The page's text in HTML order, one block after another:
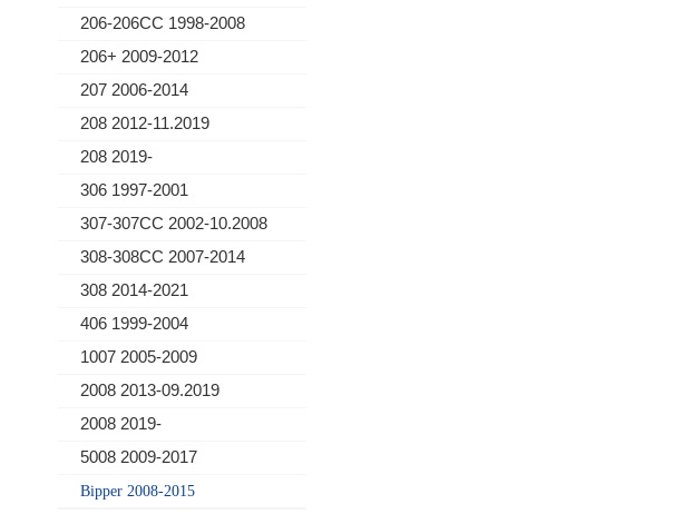
206-206CC 1998-2008
206+ 2009-2012
207 2006-2014
208 2012-11.2019
208 2019-
306 1997-2001
307-307CC 2002-10.2008
308-308CC 2007-2014
308 2014-2021
406 1999-2004
1007 2005-2009
2008 2013-09.2019
2008 2019-
5008 2009-2017
Bipper 2008-2015